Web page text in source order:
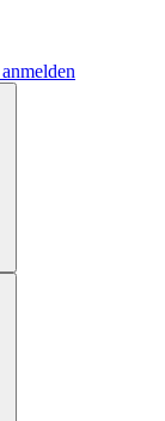
anmelden